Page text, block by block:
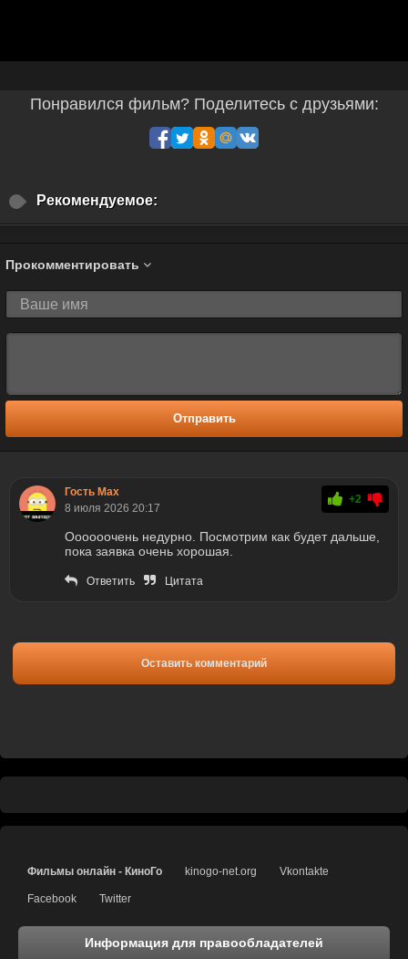
Понравился фильм? Поделитесь с друзьями:
Рекомендуемое:
Прокомментировать
Отправить
Гость Max
8 июля 2026 20:17
+2
Оооооочень недурно. Посмотрим как будет дальше,
пока заявка очень хорошая.
Ответить Цитата
Оставить комментарий
Фильмы онлайн - КиноГо kinogo-net.org Vkontakte
Facebook Twitter
Информация для правообладателей